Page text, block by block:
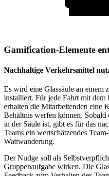
Gamification-Elemente
Nachhaltige Verkehrsmittel
Es wird eine Glassäule an einem
installiert. Für jede Fahrt mit
erhalten die Mitarbeitenden eine
Behältnis werfen können.
in der Säule ist, gibt es für das
Teams ein wertschätzendes
Wattwanderung.
Der Nudge soll als
Gruppenaufgabe wirken. Die